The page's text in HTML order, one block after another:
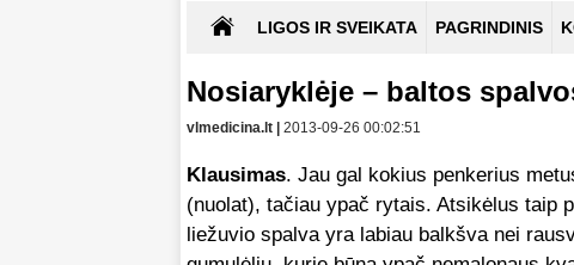
LIGOS IR SVEIKATA PAGRINDINIS
Nosiaryklėje – baltos
vlmedicina.lt | 2013-09-26 00:02:51
Klausimas. Jau gal kokius penkerius
(nuolat), tačiau ypač rytais. Atsikėlus taip
liežuvio spalva yra labiau balkšva nei